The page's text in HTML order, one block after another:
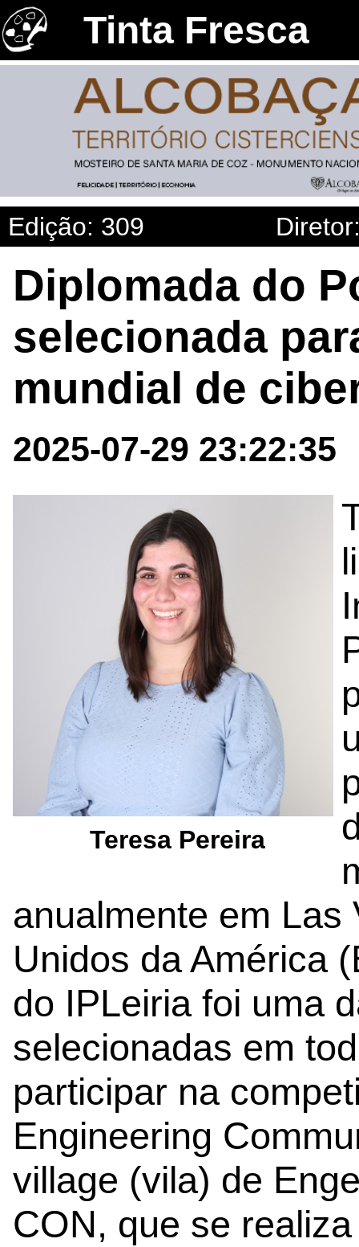
Tinta Fresca
Edição: 309
Diplomada do
selecionada
mundial de
2025-07-29 23:22:35
Teresa Pereira
anualmente em Las
Unidos da América
do IPLeiria foi uma
selecionadas em
participar na
Engineering
village (vila) de
CON, que se